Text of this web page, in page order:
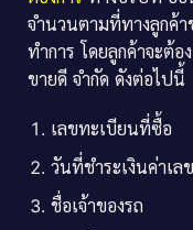
จำนวนตามที่ทางลูกค้า
ทำการ โดยลูกค้าจะต้
ขายดี จำกัด ดังต่อไปนี้
เลขทะเบียนที่ซื้อ
วันที่ชำระเงินค่าเล
ชื่อเจ้าของรถ